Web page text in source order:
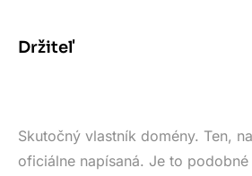
Držiteľ
Skutočný vlastník domény. Ten,
oficiálne napísaná. Je to